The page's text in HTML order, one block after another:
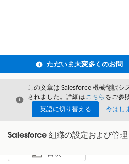
ただいま大変多くのお問い合わせをいただいており、ご連絡までにお時間を頂戴しております
閉じる
この文章は Salesforce 機械翻訳シ
されました。詳細はこちら をご参
英語に切り替える
今はし
Salesforce 組織の設定および管理
目次を表示
目次